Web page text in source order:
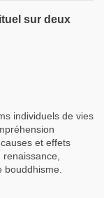
sur deux
individuels de vies
et effets